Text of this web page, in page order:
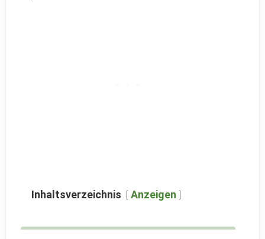
Inhaltsverzeichnis Anzeigen